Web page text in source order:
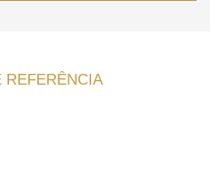
REFERÊNCIA